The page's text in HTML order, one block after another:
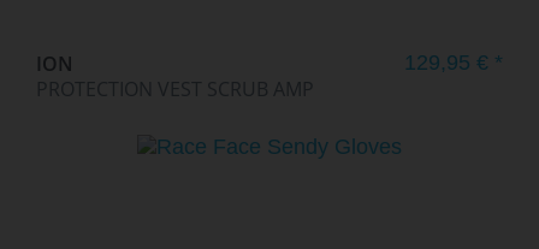
ION
PROTECTION VEST SCRUB AMP
129,95 € *